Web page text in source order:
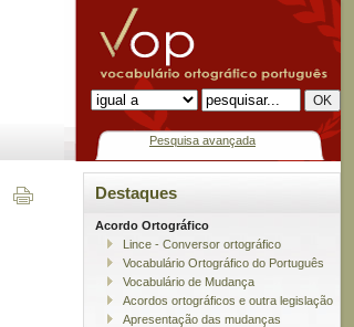
Pesquisa avançada
Destaques
Acordo Ortográfico
Lince - Conversor ortográfico
Vocabulário Ortográfico do Português
Vocabulário de Mudança
Acordos ortográficos e outra legislação
Apresentação das mudanças